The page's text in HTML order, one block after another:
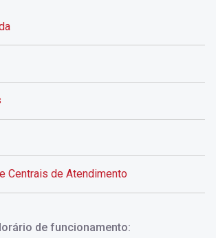
Centrais de Atendimento
de funcionamento: